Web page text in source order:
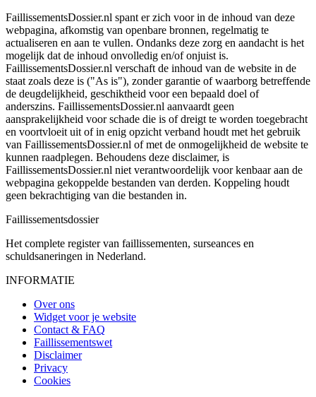
FaillissementsDossier.nl spant er zich voor in de inhoud van deze
webpagina, afkomstig van openbare bronnen, regelmatig te
actualiseren en aan te vullen. Ondanks deze zorg en aandacht is het
mogelijk dat de inhoud onvolledig en/of onjuist is.
FaillissementsDossier.nl verschaft de inhoud van de website in de
staat zoals deze is ("As is"), zonder garantie of waarborg betreffende
de deugdelijkheid, geschiktheid voor een bepaald doel of
anderszins. FaillissementsDossier.nl aanvaardt geen
aansprakelijkheid voor schade die is of dreigt te worden toegebracht
en voortvloeit uit of in enig opzicht verband houdt met het gebruik
van FaillissementsDossier.nl of met de onmogelijkheid de website te
kunnen raadplegen. Behoudens deze disclaimer, is
FaillissementsDossier.nl niet verantwoordelijk voor kenbaar aan de
webpagina gekoppelde bestanden van derden. Koppeling houdt
geen bekrachtiging van die bestanden in.
Faillissementsdossier
Het complete register van faillissementen, surseances en
schuldsaneringen in Nederland.
INFORMATIE
Over ons
Widget voor je website
Contact & FAQ
Faillissementswet
Disclaimer
Privacy
Cookies